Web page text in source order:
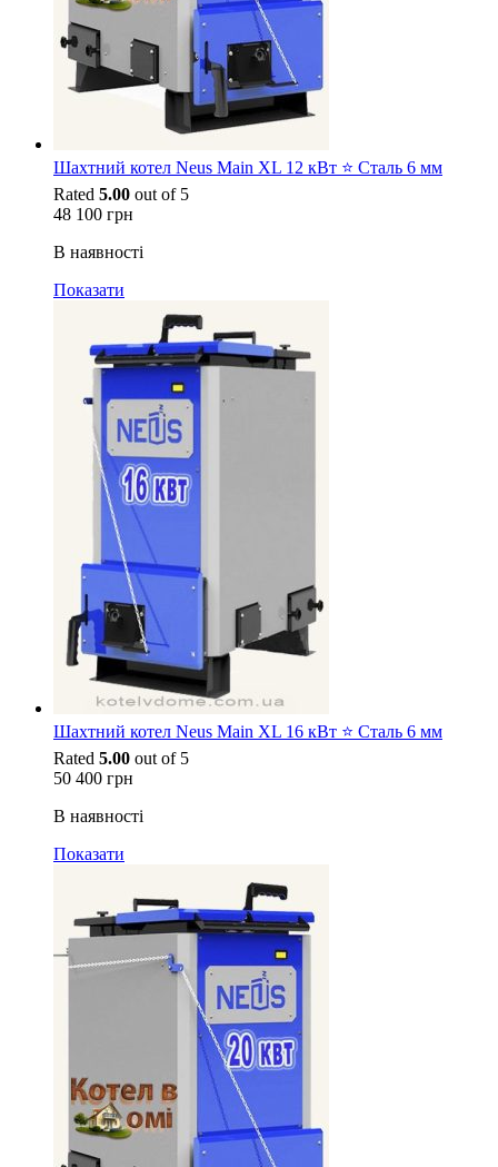
Шахтний котел Neus Main XL 12 кВт ⭐ Сталь 6 мм
Rated 5.00 out of 5
48 100 грн
В наявності
Показати
Шахтний котел Neus Main XL 16 кВт ⭐ Сталь 6 мм
Rated 5.00 out of 5
50 400 грн
В наявності
Показати